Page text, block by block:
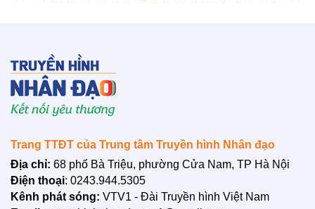
LIÊN HỆ
Trang TTĐT của Trung tâm Truyền hình Nhân đạo
Địa chỉ: 68 phố Bà Triệu, phường Cửa Nam, TP Hà Nội
Điện thoại: 0243.944.5305
Kênh phát sóng: VTV1 - Đài Truyền hình Việt Nam